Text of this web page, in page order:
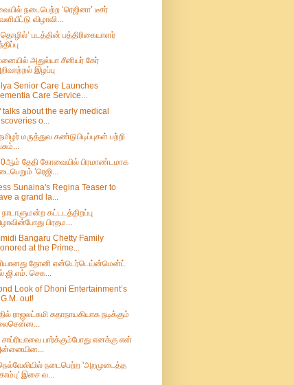
நடைபெற்ற ‘ரெஜினா’ டீசர்
விழாவி...
படத்தின் பத்திரிகையாளர்
அதுல்யா சீனியர் கேர்
இழப்பு
Senior Care Launches
Care Service...
talks about the early medical
o...
மருத்துவ கண்டுபிடிப்புகள்‌ பற்றி
தேதி கோவையில் பிரமாண்டமாக
‘ரெஜி...
Sunaina's Regina Teaser to
a grand la...
நாடாளுமன்ற கட்டடத்திறப்பு
பிரதம...
Bangaru Chetty Family
at the Prime...
தோனி என்டெர்டெய்ன்மென்ட்
செக...
Look of Dhoni Entertainment’s
out!
ராஜலட்சுமி கதாநாயகியாக நடிக்கும்
பார்க்கும்போது எனக்கு என்
நடைபெற்ற 'அறமுடைத்த
இசை வ...